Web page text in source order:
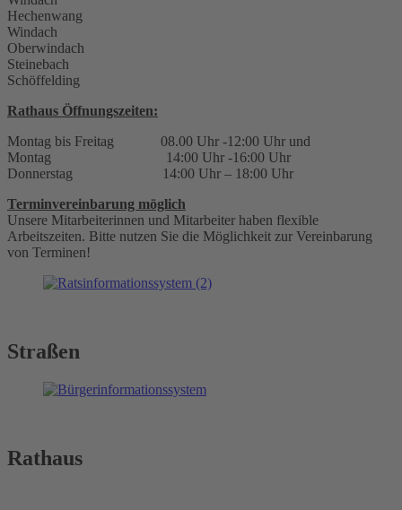
Hechenwang
Windach
Oberwindach
Steinebach
Schöffelding
Rathaus Öffnungszeiten:
Montag bis Freitag 08.00 Uhr -12:00 Uhr und
Montag 14:00 Uhr -16:00 Uhr
Donnerstag 14:00 Uhr – 18:00 Uhr
Terminvereinbarung möglich
Unsere Mitarbeiterinnen und Mitarbeiter haben flexible
Arbeitszeiten. Bitte nutzen Sie die Möglichkeit zur Vereinbarung
von Terminen!
Straßen
Rathaus